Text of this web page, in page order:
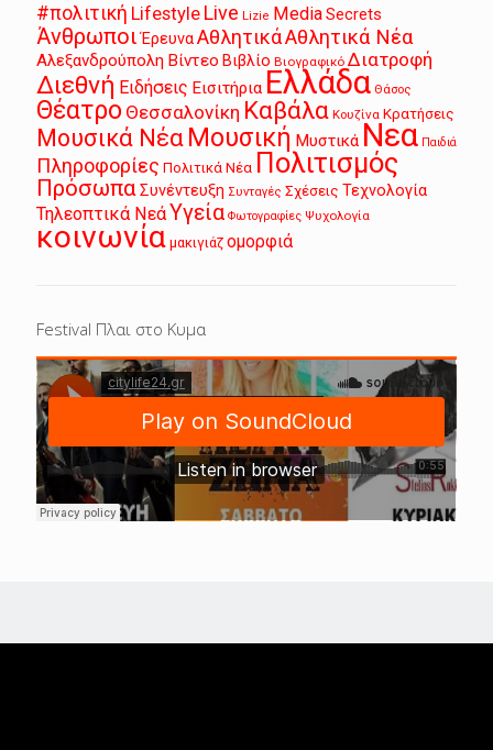
#πολιτική Lifestyle Live Lizie MediaSecrets
Άνθρωποι ΈρευναΑθλητικάΑθλητικά Νέα
Αλεξανδρούπολη Βίντεο Βιβλίο Βιογραφικό Διατροφή
Διεθνή Ειδήσεις Εισιτήρια Ελλάδα Θάσος
Θέατρο Θεσσαλονίκη Καβάλα Κουζίνα Κρατήσεις
Μουσικά Νέα Μουσική Μυστικά Νεα Παιδιά
Πληροφορίες Πολιτικά Νέα Πολιτισμός
ΠρόσωπαΣυνέντευξη Συνταγές Σχέσεις Τεχνολογία
Τηλεοπτικά ΝεάΥγεία Φωτογραφίες Ψυχολογία
κοινωνία μακιγιάζ ομορφιά
Festival Πλαι στο Κυμα